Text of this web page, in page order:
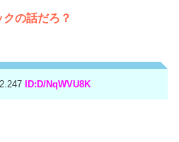
クの話だろ？
ID:D/NqWVU8K